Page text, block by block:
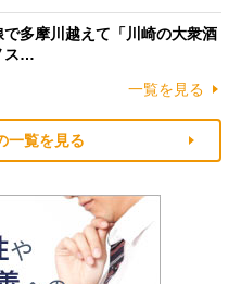
で多摩川越えて「川崎の大衆酒
ス…
一覧を見る
一覧を見る